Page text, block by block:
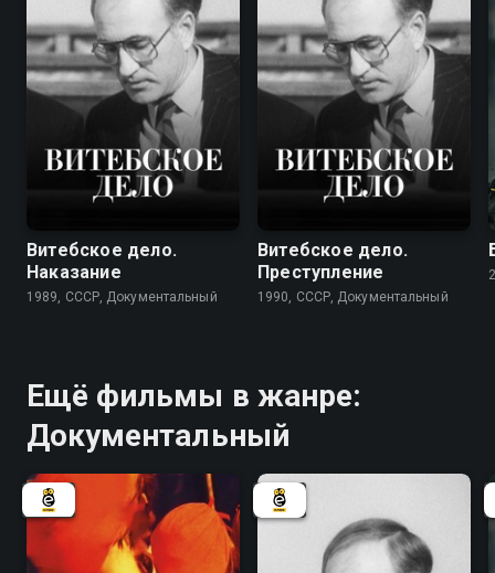
Витебское дело.
Наказание
1989, СССР, Документальный
Витебское дело.
Преступление
1990, СССР, Документальный
Ещё фильмы в жанре:
Документальный